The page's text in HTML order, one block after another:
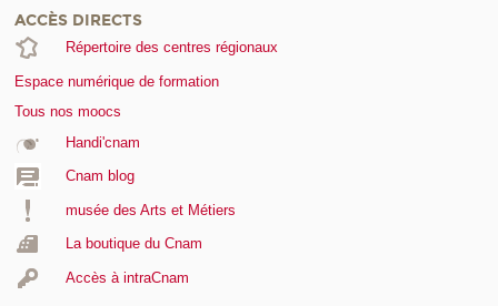
ACCÈS DIRECTS
Répertoire des centres régionaux
Espace numérique de formation
Tous nos moocs
Handi'cnam
Cnam blog
musée des Arts et Métiers
La boutique du Cnam
Accès à intraCnam